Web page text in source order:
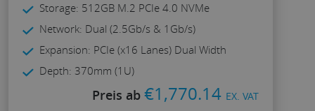
Storage: 512GB M.2 PCIe 4.0 NVMe
Network: Dual (2.5Gb/s & 1Gb/s)
Expansion: PCIe (x16 Lanes) Dual Width
Depth: 370mm (1U)
Preis ab €1,770.14 EX. VAT